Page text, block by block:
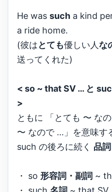
He was such a kind
a ride home.
(彼はとても優しい人な
送ってくれた)
< so ~ that SV … と
>
ともに 「とても 〜 な
〜 なので …」を意味す
such の後ろに続く 品詞
・ so 形容詞・副詞 ~